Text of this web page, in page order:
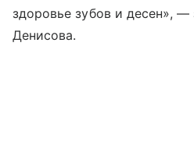
здоровье зубов и десен»,
Денисова.